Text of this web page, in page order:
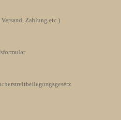
Zahlung etc.)